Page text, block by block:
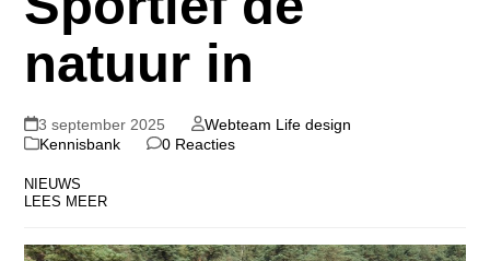
natuur in
3 september 2025
Webteam Life design
Kennisbank
0 Reacties
NIEUWS
LEES MEER